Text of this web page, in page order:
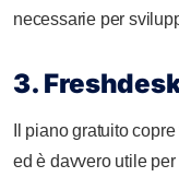
necessarie per
3.
Il piano gratuito
ed è davvero utile